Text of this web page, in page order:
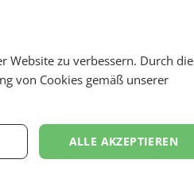
& MEDIA
Website zu verbessern. Durch die
von Cookies gemäß unserer
ALLE AKZEPTIEREN